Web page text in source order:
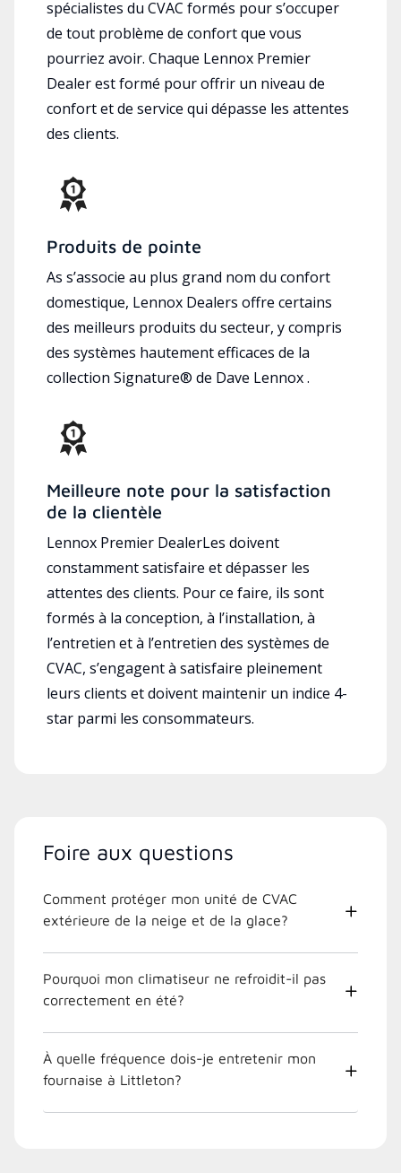
spécialistes du CVAC formés pour s’occuper
de tout problème de confort que vous
pourriez avoir. Chaque Lennox Premier
Dealer est formé pour offrir un niveau de
confort et de service qui dépasse les attentes
des clients.
Produits de pointe
As s’associe au plus grand nom du confort
domestique, Lennox Dealers offre certains
des meilleurs produits du secteur, y compris
des systèmes hautement efficaces de la
collection Signature® de Dave Lennox .
Meilleure note pour la satisfaction
de la clientèle
Lennox Premier DealerLes doivent
constamment satisfaire et dépasser les
attentes des clients. Pour ce faire, ils sont
formés à la conception, à l’installation, à
l’entretien et à l’entretien des systèmes de
CVAC, s’engagent à satisfaire pleinement
leurs clients et doivent maintenir un indice 4-
star parmi les consommateurs.
Foire aux questions
Comment protéger mon unité de CVAC
extérieure de la neige et de la glace?
Pourquoi mon climatiseur ne refroidit-il pas
correctement en été?
À quelle fréquence dois-je entretenir mon
fournaise à Littleton?